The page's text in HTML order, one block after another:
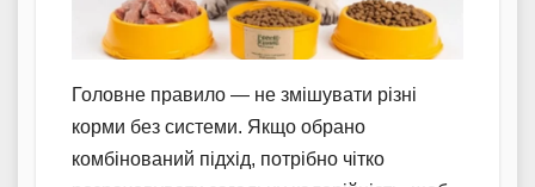
Головне правило — не змішувати різні
корми без системи. Якщо обрано
комбінований підхід, потрібно чітко